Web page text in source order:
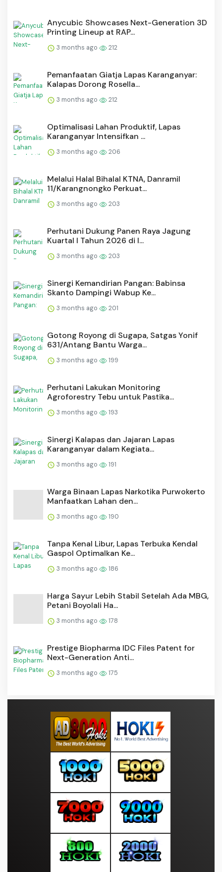
Anycubic Showcases Next-Generation 3D
Printing Lineup at RAP...
3 months ago 212
Pemanfaatan Giatja Lapas Karanganyar:
Kalapas Dorong Rosella...
3 months ago 212
Optimalisasi Lahan Produktif, Lapas
Karanganyar Intensifkan ...
3 months ago 206
Melalui Halal Bihalal KTNA, Danramil
11/Karangnongko Perkuat...
3 months ago 203
Perhutani Dukung Panen Raya Jagung
Kuartal I Tahun 2026 di I...
3 months ago 203
Sinergi Kemandirian Pangan: Babinsa
Skanto Dampingi Wabup Ke...
3 months ago 201
Gotong Royong di Sugapa, Satgas Yonif
631/Antang Bantu Warga...
3 months ago 199
Perhutani Lakukan Monitoring
Agroforestry Tebu untuk Pastika...
3 months ago 193
⁠Sinergi Kalapas dan Jajaran Lapas
Karanganyar dalam Kegiata...
3 months ago 191
Warga Binaan Lapas Narkotika Purwokerto
Manfaatkan Lahan den...
3 months ago 190
Tanpa Kenal Libur, Lapas Terbuka Kendal
Gaspol Optimalkan Ke...
3 months ago 186
Harga Sayur Lebih Stabil Setelah Ada MBG,
Petani Boyolali Ha...
3 months ago 178
Prestige Biopharma IDC Files Patent for
Next-Generation Anti...
3 months ago 175